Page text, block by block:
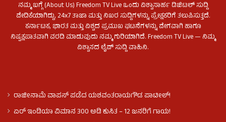
ನಮ್ಮ ಬಗ್ಗೆ (About Us) Freedom TV Live ಒಂದು ವಿಶ್ವಾಸಾರ್ಹ ಡಿಜಿಟಲ್ ಸುದ್ದಿ
ವೇದಿಕೆಯಾಗಿದ್ದು, 24x7 ತಾಜಾ ಮತ್ತು ನಿಖರ ಸುದ್ದಿಗಳನ್ನು ಪ್ರೇಕ್ಷಕರಿಗೆ ತಲುಪಿಸುತ್ತದೆ.
ಕರ್ನಾಟಕ, ಭಾರತ ಮತ್ತು ವಿಶ್ವದ ಪ್ರಮುಖ ಘಟನೆಗಳನ್ನು ವೇಗವಾಗಿ ಹಾಗೂ
ನಿಷ್ಪಕ್ಷಪಾತವಾಗಿ ವರದಿ ಮಾಡುವುದು ನಮ್ಮ ಗುರಿಯಾಗಿದೆ. Freedom TV Live — ನಿಮ್ಮ
ವಿಶ್ವಾಸದ ಲೈವ್ ಸುದ್ದಿ ವಾಹಿನಿ.
ರಾಜೀನಾಮೆ ವಾಪಸ್ ಪಡೆದ ಯಶವಂತರಾಯಗೌಡ ಪಾಟೀಲ್‌!
ಏರ್ ಇಂಡಿಯಾ ವಿಮಾನ 300 ಅಡಿ ಕುಸಿತ – 12 ಜನರಿಗೆ ಗಾಯ!